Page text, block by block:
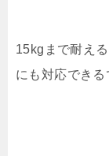
15kgまで耐え
にも対応できる